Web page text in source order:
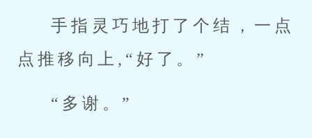
手指灵巧地打了个结，一点
点推移向上,“好了。”
“多谢。”